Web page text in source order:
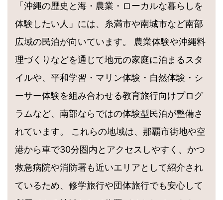
「沖縄の歴史と海・農業・ローカルな暮らしを
体験したい人」には、糸満市や南城市など南部
広域の民泊が向いています。 農業体験や沖縄料
理づくりなどを通じて地元の家庭に泊まるスタ
イルや、平和学習・マリン体験・自然体験・シ
ーサー体験を組み合わせる教育旅行向けプログ
ラムなど、南部ならではの体験型民泊が整備さ
れています。 これらの地域は、那覇市街地や空
港から車で30分圏内とアクセスしやすく、かつ
救急病院や消防署も近いエリアとして紹介され
ているため、修学旅行や団体旅行でも安心して